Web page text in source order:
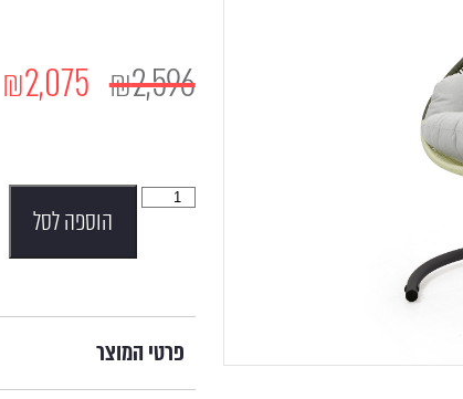
₪2,596
₪2,075
הוספה לסל
פרטי המוצר